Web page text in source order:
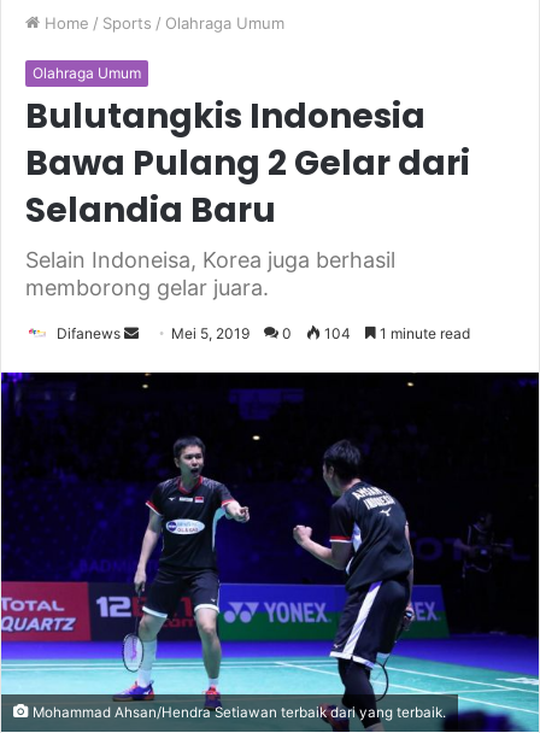
Home / Sports / Olahraga Umum
Olahraga Umum
Bulutangkis Indonesia
Bawa Pulang 2 Gelar dari
Selandia Baru
Selain Indoneisa, Korea juga berhasil
memborong gelar juara.
Difanews
Send
email
Mei 5, 2019 0 104 1 minute read
Mohammad Ahsan/Hendra Setiawan terbaik dari yang terbaik.